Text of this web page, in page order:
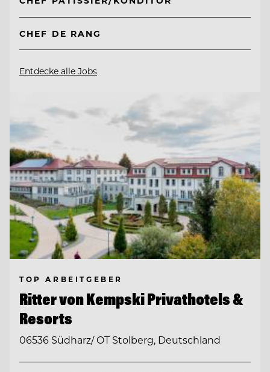
CHEF DE RANG
Entdecke alle Jobs
TOP ARBEITGEBER
Ritter von Kempski Privathotels &
Resorts
06536 Südharz/ OT Stolberg, Deutschland